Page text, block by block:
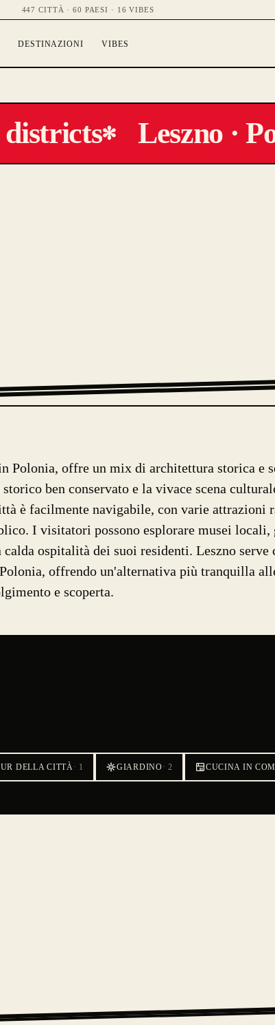
447 CITTÀ · 60 PAESI · 16 VIBES
DESTINAZIONI VIBES
✻ Leszno ·
Polonia, offre un mix di architettura storica e
ben conservato e la vivace scena
è facilmente navigabile, con varie attrazioni
I visitatori possono esplorare musei locali,
ospitalità dei suoi residenti. Leszno serve
offrendo un'alternativa più tranquilla
e scoperta.
DELLA CITTÀ· 1 GIARDINO·2 CUCINA IN